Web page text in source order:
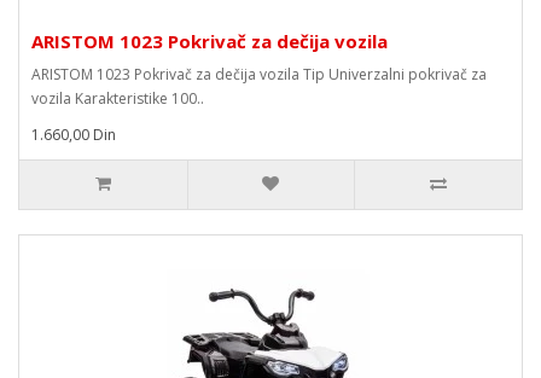
ARISTOM 1023 Pokrivač za dečija vozila
ARISTOM 1023 Pokrivač za dečija vozila Tip Univerzalni pokrivač za
vozila Karakteristike 100..
1.660,00 Din